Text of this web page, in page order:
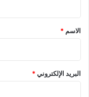
*
الاسم *
البريد الإلكتروني*